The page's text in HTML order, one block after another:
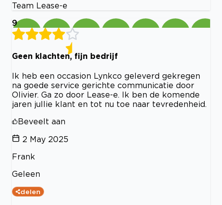
Team Lease-e
9
Geen klachten, fijn bedrijf
Ik heb een occasion Lynkco geleverd gekregen
na goede service gerichte communicatie door
Olivier. Ga zo door Lease-e. Ik ben de komende
jaren jullie klant en tot nu toe naar tevredenheid.
Beveelt aan
2 May 2025
Frank
Geleen
delen